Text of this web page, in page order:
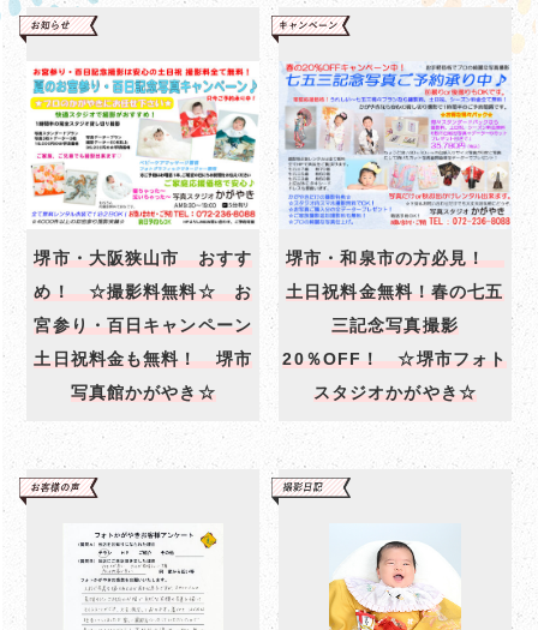
堺市・大阪狭山市 おすす
め！ ☆撮影料無料☆ お
宮参り・百日キャンペーン
土日祝料金も無料！ 堺市
写真館かがやき☆
堺市・和泉市の方必見！
土日祝料金無料！春の七五
三記念写真撮影
20％OFF！ ☆堺市フォト
スタジオかがやき☆